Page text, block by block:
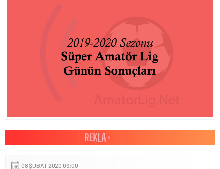
08 ŞUBAT 2020 09:00